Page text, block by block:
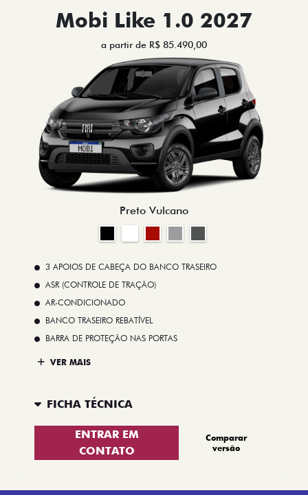
Mobi Like 1.0 2027
a partir de R$ 85.490,00
Preto Vulcano
3 APOIOS DE CABEÇA DO BANCO TRASEIRO
ASR (CONTROLE DE TRAÇÃO)
AR-CONDICIONADO
BANCO TRASEIRO REBATÍVEL
BARRA DE PROTEÇÃO NAS PORTAS
VER MAIS
FICHA TÉCNICA
ENTRAR EM
CONTATO
Comparar
versão